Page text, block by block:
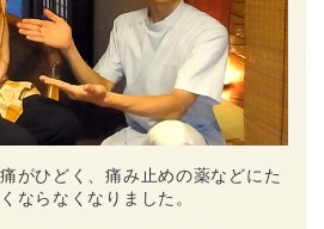
がひどく、痛み止めの薬などにた
ならなくなりました。